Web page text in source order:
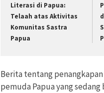
Literasi di Papua:
Telaah atas Aktivitas
Komunitas Sastra
Papua
Berita tentang
pemuda Papua yang